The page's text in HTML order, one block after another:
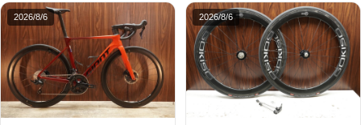
2026/8/6 2026/8/6